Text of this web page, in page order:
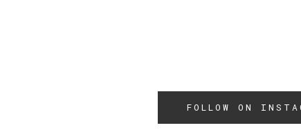
FOLLOW ON